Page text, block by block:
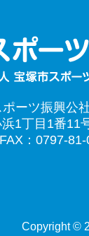
ーツ振興公
1丁目1番11
：0797-81-
Copyright ©